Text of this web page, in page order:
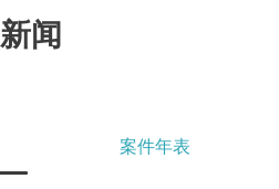
新闻
案件年表